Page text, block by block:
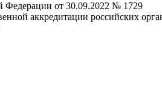
Федерации от 30.09.2022 № 1729
аккредитации российских